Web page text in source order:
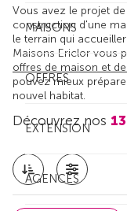
MAISONS
OFFRES
EXTENSION
AGENCES
Vous avez le projet
construction d'une
le terrain qui
Maisons Ericlor vous
offres de maison et
pouvez mieux
nouvel habitat.
Découvrez nos